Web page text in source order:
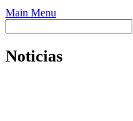
Main Menu
Noticias